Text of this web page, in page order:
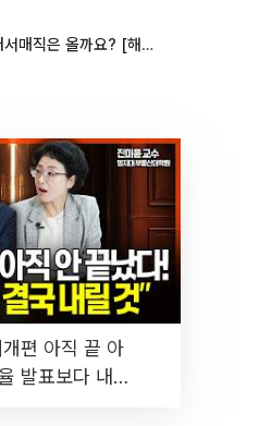
입추매직 '불발', 처서매직은 올까요? [해시태그]
편 아직 끝 아
발표보다 내릴